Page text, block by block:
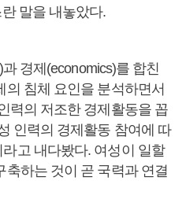
말을 내놓았다.
경제(economics)를 합친
의 침체 요인을 분석하면서
력의 저조한 경제활동을 꼽
인력의 경제활동 참여에 따
고 내다봤다. 여성이 일할
하는 것이 곧 국력과 연결